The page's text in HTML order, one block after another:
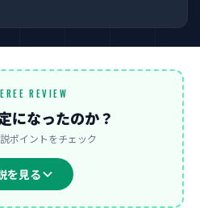
REVIEW
になったのか？
ポイントをチェック
を見る